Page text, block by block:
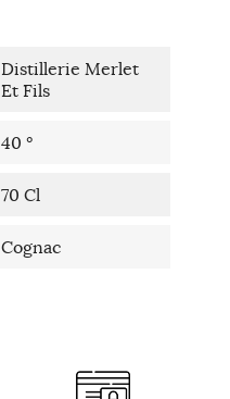
Distillerie Merlet
Et Fils
40 °
70 Cl
Cognac